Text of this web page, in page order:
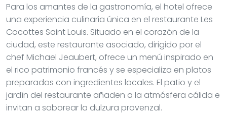
Para los amantes de la gastronomía, el hotel ofrece
una experiencia culinaria única en el restaurante Les
Cocottes Saint Louis. Situado en el corazón de la
ciudad, este restaurante asociado, dirigido por el
chef Michael Jeaubert, ofrece un menú inspirado en
el rico patrimonio francés y se especializa en platos
preparados con ingredientes locales. El patio y el
jardín del restaurante añaden a la atmósfera cálida e
invitan a saborear la dulzura provenzal.